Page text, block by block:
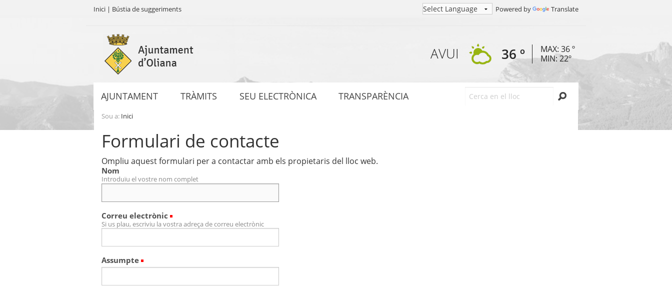
Inici | Bústia de suggeriments Powered by Translate
contingut.
navegació
AVUI 36 º
MAX: 36 º
MIN: 22º
AJUNTAMENT TRÀMITS SEU ELECTRÒNICA TRANSPARÈNCIA
Sou a: Inici
Formulari de contacte
Ompliu aquest formulari per a contactar amb els propietaris del lloc web.
Nom
Introduïu el vostre nom complet
Correu electrònic
Si us plau, escriviu la vostra adreça de correu electrònic
Assumpte